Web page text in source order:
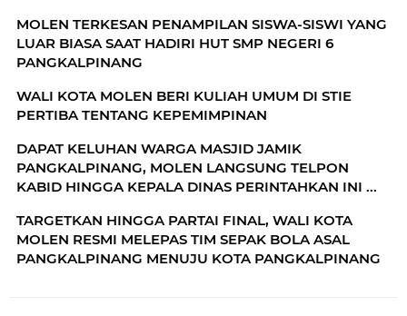
MOLEN TERKESAN PENAMPILAN SISWA-SISWI YANG
LUAR BIASA SAAT HADIRI HUT SMP NEGERI 6
PANGKALPINANG
WALI KOTA MOLEN BERI KULIAH UMUM DI STIE
PERTIBA TENTANG KEPEMIMPINAN
DAPAT KELUHAN WARGA MASJID JAMIK
PANGKALPINANG, MOLEN LANGSUNG TELPON
KABID HINGGA KEPALA DINAS PERINTAHKAN INI ...
TARGETKAN HINGGA PARTAI FINAL, WALI KOTA
MOLEN RESMI MELEPAS TIM SEPAK BOLA ASAL
PANGKALPINANG MENUJU KOTA PANGKALPINANG